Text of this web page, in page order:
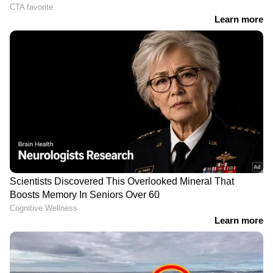
പേശികളുടെ പ്രവർത്തനത്തിലും വിശ്രമത്തിലും
മഗ്നീഷ്യം പ്രധാന പങ്ക് വഹിക്കുന്നു. ഇത്
പേശിവലിവ് കുറയ്ക്കാനും ശാരീരിക
പിരിമുറുക്കം ലഘൂകരിക്കാനും മികച്ച
ഉറക്കത്തെ പിന്തുണയ്ക്കാനും
സഹായിച്ചേക്കാം.
RECOMMENDED STORIES